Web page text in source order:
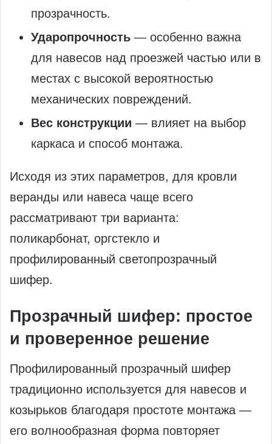
прозрачность.
Ударопрочность — особенно важна
для навесов над проезжей частью или в
местах с высокой вероятностью
механических повреждений.
Вес конструкции — влияет на выбор
каркаса и способ монтажа.
Исходя из этих параметров, для кровли
веранды или навеса чаще всего
рассматривают три варианта:
поликарбонат, оргстекло и
профилированный светопрозрачный
шифер.
Прозрачный шифер: простое
и проверенное решение
Профилированный прозрачный шифер
традиционно используется для навесов и
козырьков благодаря простоте монтажа —
его волнообразная форма повторяет